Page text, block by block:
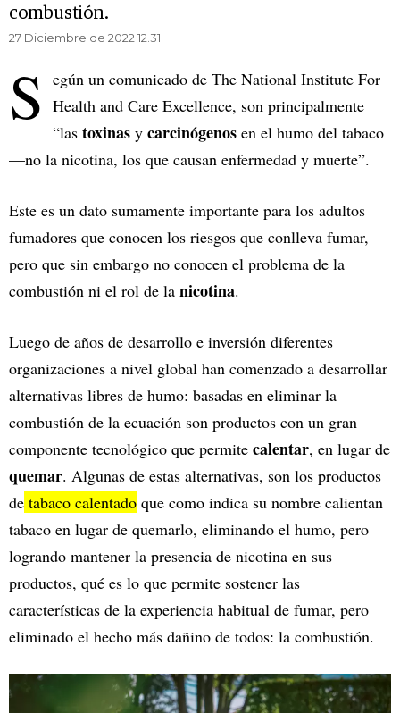
combustión.
27 Diciembre de 2022 12.31
S egún un comunicado de The National Institute For
Health and Care Excellence, son principalmente
“las toxinas y carcinógenos en el humo del tabaco
—no la nicotina, los que causan enfermedad y muerte”.
Este es un dato sumamente importante para los adultos
fumadores que conocen los riesgos que conlleva fumar,
pero que sin embargo no conocen el problema de la
combustión ni el rol de la nicotina.
Luego de años de desarrollo e inversión diferentes
organizaciones a nivel global han comenzado a desarrollar
alternativas libres de humo: basadas en eliminar la
combustión de la ecuación son productos con un gran
componente tecnológico que permite calentar, en lugar de
quemar. Algunas de estas alternativas, son los productos
de tabaco calentado que como indica su nombre calientan
tabaco en lugar de quemarlo, eliminando el humo, pero
logrando mantener la presencia de nicotina en sus
productos, qué es lo que permite sostener las
características de la experiencia habitual de fumar, pero
eliminado el hecho más dañino de todos: la combustión.